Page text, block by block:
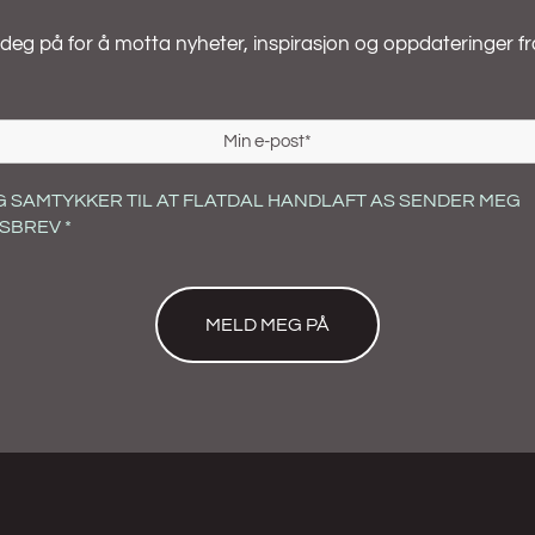
på for å motta nyheter, inspirasjon og oppdateringer
SAMTYKKER TIL AT FLATDAL HANDLAFT AS SENDER MEG
*